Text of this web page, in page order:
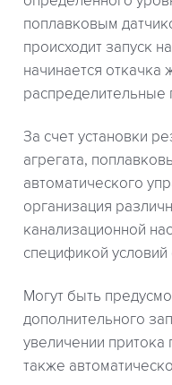
поплавковым
происходит запуск
начинается откачка
распределительные
За счет установки
агрегата,
автоматического
организация
канализационной
спецификой
Могут быть
дополнительного
увеличении притока
также